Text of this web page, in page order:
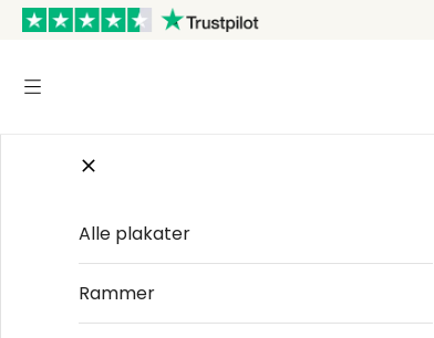
Alle plakater
Rammer